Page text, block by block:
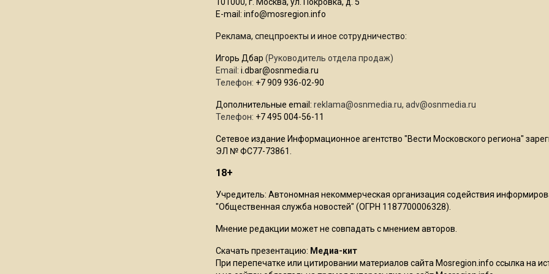
E-mail: info@mosregion.info
Реклама, спецпроекты и иное сотрудничество:
Игорь Дбар (Руководитель отдела продаж)
Email: i.dbar@osnmedia.ru
Телефон: +7 909 936-02-90
Дополнительные email: reklama@osnmedia.ru, adv@osnmedia.ru
Телефон: +7 495 004-56-11
Сетевое издание Информационное агентство "Вести Московского региона"
ЭЛ № ФС77-73861.
18+
Учредитель: Автономная некоммерческая организация содействия
"Общественная служба новостей" (ОГРН 1187700006328).
Мнение редакции может не совпадать с мнением авторов.
Скачать презентацию: Медиа-кит
При перепечатке или цитировании материалов сайта Mosregion.info ссылка на